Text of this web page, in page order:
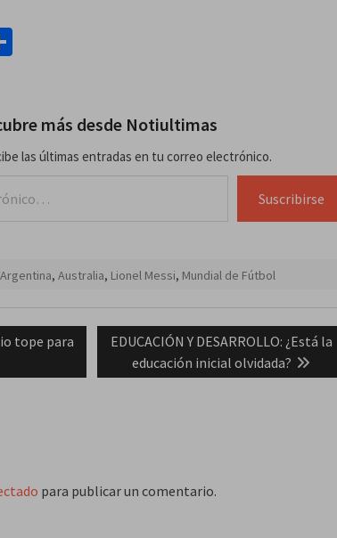
más desde Notiultimas
las últimas entradas en tu correo electrónico.
Suscribirse
Argentina, Australia, Lionel Messi, Mundial de Fútbol
tope para
Next
post:
EDUCACIÓN Y DESARROLLO: ¿Está la
educación inicial olvidada?
para publicar un comentario.